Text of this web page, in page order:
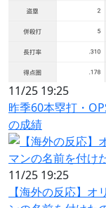
11/25 19:25
昨季60本塁打・
の成績
11/25 19:25
【海外の反応】